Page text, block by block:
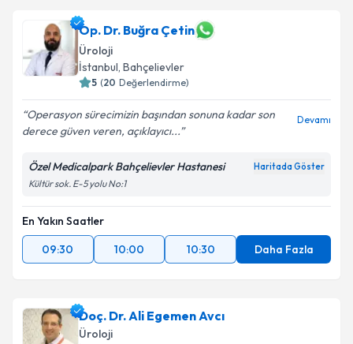
Op. Dr. Buğra Çetin
Üroloji
İstanbul, Bahçelievler
5 (20 Değerlendirme)
Operasyon sürecimizin başından sonuna kadar son
derece güven veren, açıklayıcı...
Devamı
Özel Medicalpark Bahçelievler Hastanesi Haritada Göster
Kültür sok. E-5 yolu No:1
En Yakın Saatler
09:30
10:00 10:30 Daha Fazla
Doç. Dr. Ali Egemen Avcı
Üroloji